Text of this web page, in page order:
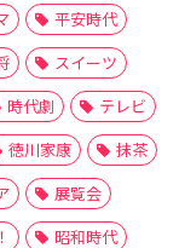
平安時代
スイーツ
時代劇
テレビ
徳川家康
抹茶
展覧会
昭和時代